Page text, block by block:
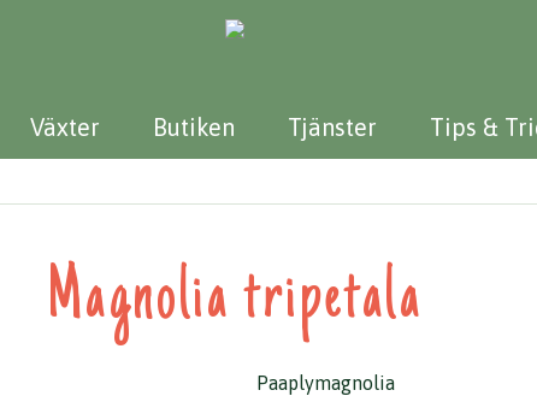
Växter Butiken Tjänster Tips &
Magnolia tripetala
Paaplymagnolia